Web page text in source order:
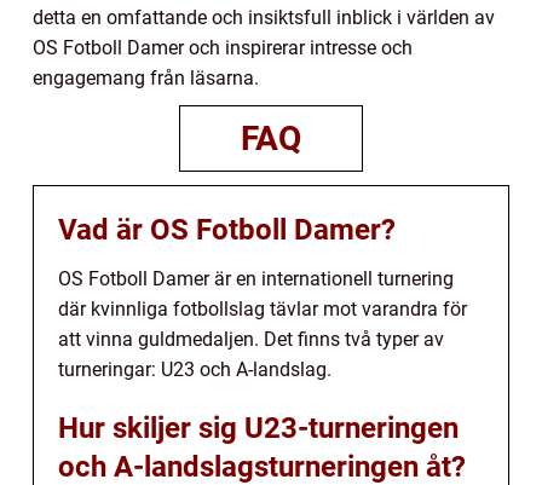
detta en omfattande och insiktsfull inblick i världen av
OS Fotboll Damer och inspirerar intresse och
engagemang från läsarna.
FAQ
Vad är OS Fotboll Damer?
OS Fotboll Damer är en internationell turnering
där kvinnliga fotbollslag tävlar mot varandra för
att vinna guldmedaljen. Det finns två typer av
turneringar: U23 och A-landslag.
Hur skiljer sig U23-turneringen
och A-landslagsturneringen åt?